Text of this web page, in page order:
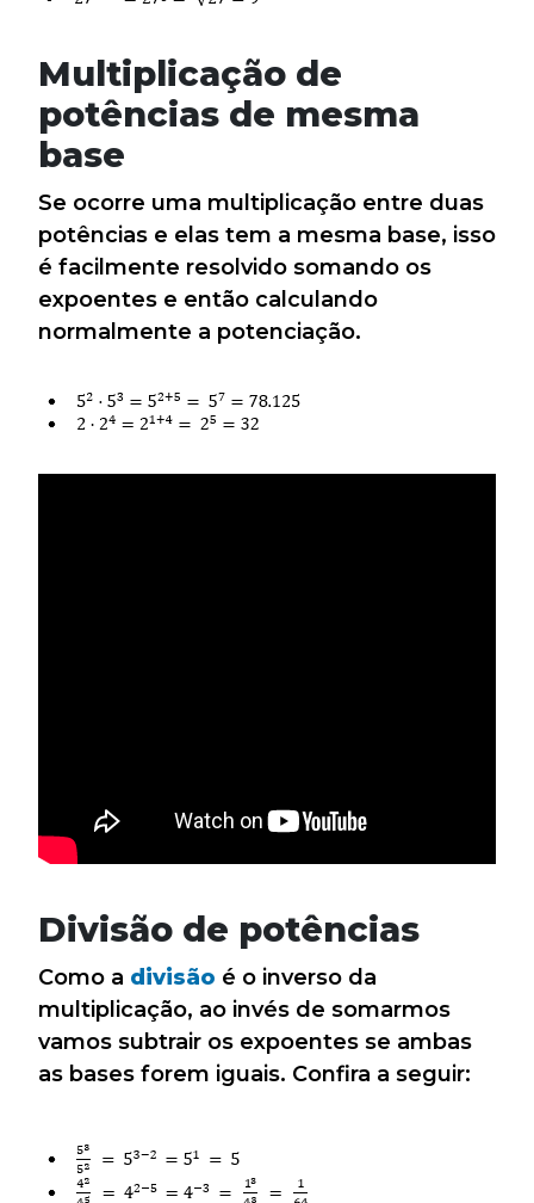
Multiplicação de
potências de mesma
base
Se ocorre uma multiplicação entre duas
potências e elas tem a mesma base, isso
é facilmente resolvido somando os
expoentes e então calculando
normalmente a potenciação.
Divisão de potências
Como a divisão é o inverso da
multiplicação, ao invés de somarmos
vamos subtrair os expoentes se ambas
as bases forem iguais. Confira a seguir: